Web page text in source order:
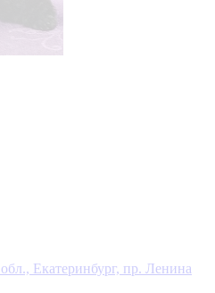
Екатеринбург, пр. Ленина